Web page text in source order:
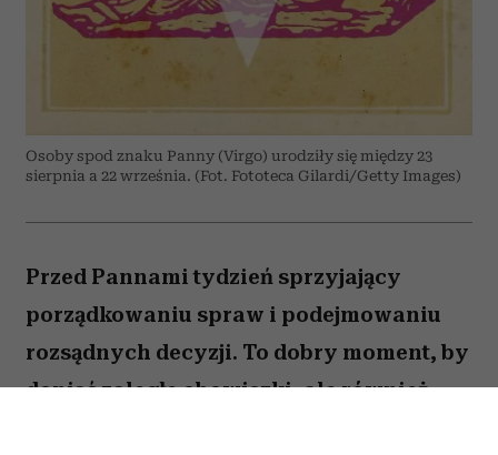
Osoby spod znaku Panny (Virgo) urodziły się między 23
sierpnia a 22 września. (Fot. Fototeca Gilardi/Getty Images)
Przed Pannami tydzień sprzyjający
porządkowaniu spraw i podejmowaniu
rozsądnych decyzji. To dobry moment, by
dopiąć zaległe obowiązki, ale również